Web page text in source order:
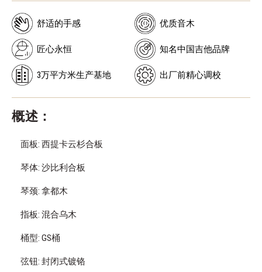
舒适的手感 优质音木
匠心永恒 知名中国吉他品牌
3万平方米生产基地 出厂前精心调校
概述：
面板: 西提卡云杉合板
琴体: 沙比利合板
琴颈: 拿都木
指板: 混合乌木
桶型: GS桶
弦钮: 封闭式镀铬